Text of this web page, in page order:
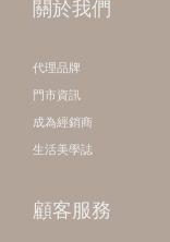
關於我們
代理品牌
門市資訊
成為經銷商
生活美學誌
顧客服務